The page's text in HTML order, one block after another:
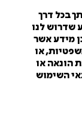
דרך
לנו
אשר
או
או